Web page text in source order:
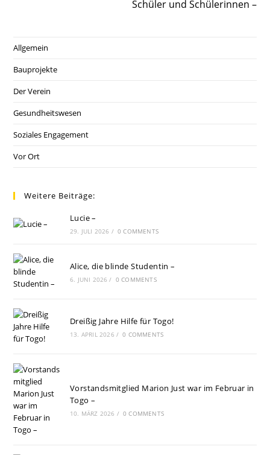
Schüler und Schülerinnen –
Allgemein
Bauprojekte
Der Verein
Gesundheitswesen
Soziales Engagement
Vor Ort
Weitere Beiträge:
Lucie –
29. JULI 2026 / 0 COMMENTS
Alice, die blinde Studentin –
6. JUNI 2026 / 0 COMMENTS
Dreißig Jahre Hilfe für Togo!
13. APRIL 2026 / 0 COMMENTS
Vorstandsmitglied Marion Just war im Februar in
Togo –
10. MÄRZ 2026 / 0 COMMENTS